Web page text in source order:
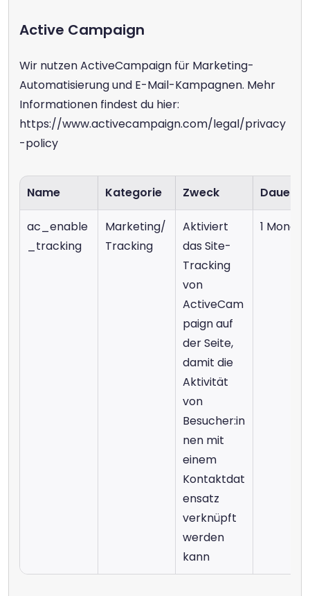
Active Campaign
Wir nutzen ActiveCampaign für Marketing-
Automatisierung und E-Mail-Kampagnen. Mehr
Informationen findest du hier:
https://www.activecampaign.com/legal/privacy
-policy
Name Kategorie Zweck Dauer
ac_enable
_tracking
Marketing/
Tracking
Aktiviert
das Site-
Tracking
von
ActiveCam
paign auf
der Seite,
damit die
Aktivität
von
Besucher:in
nen mit
einem
Kontaktdat
ensatz
verknüpft
werden
kann
1 Monat